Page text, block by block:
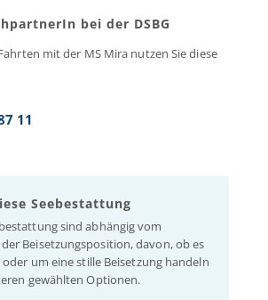
bei der DSBG
mit der MS Mira nutzen Sie diese
11
Seebestattung
sind abhängig vom
Beisetzungsposition, davon, ob es
um eine stille Beisetzung handeln
gewählten Optionen.